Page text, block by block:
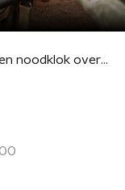
Verenigde Naties luiden noodklok over Myanmar